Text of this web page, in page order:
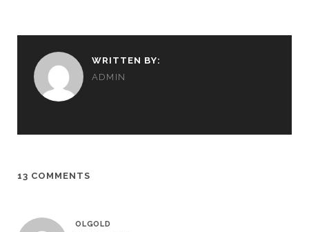
WRITTEN BY:
ADMIN
13 COMMENTS
OLGOLD